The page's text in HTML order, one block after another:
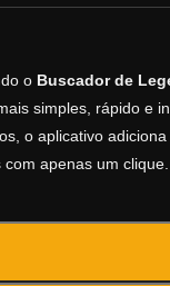
o Buscador de
simples, rápido e
o aplicativo
apenas um clique.